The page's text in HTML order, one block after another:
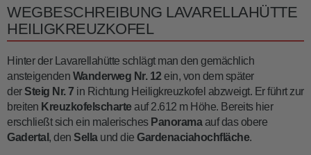
WEGBESCHREIBUNG LAVARELLAHÜTTE
HEILIGKREUZKOFEL
Hinter der Lavarellahütte schlägt man den gemächlich
ansteigenden Wanderweg Nr. 12 ein, von dem später
derSteig Nr. 7 in Richtung Heiligkreuzkofel abzweigt. Er führt zur
breiten Kreuzkofelscharteauf 2.612 m Höhe. Bereits hier
erschließt sich ein malerisches Panoramaauf das obere
Gadertal , den Sellaund die Gardenaciahochfläche.